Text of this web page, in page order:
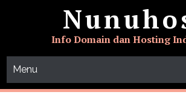
Info Domain dan Hosting
Menu